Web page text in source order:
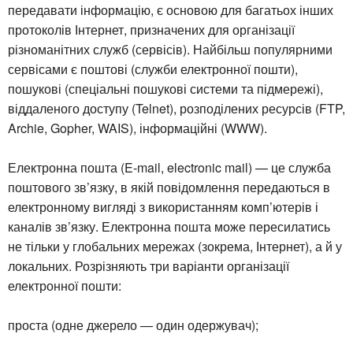
передавати інформацію, є основою для багатьох інших
протоколів Інтернет, призначених для організації
різноманітних служб (сервісів). Найбільш популярними
сервісами є поштові (служби електронної пошти),
пошукові (спеціальні пошукові системи та підмережі),
віддаленого доступу (Telnet), розподілених ресурсів (FTP,
Archie, Gopher, WAIS), інформаційні (WWW).
Електронна пошта (E-mail, electronic mail) — це служба
поштового зв’язку, в якій повідомлення передаються в
електронному вигляді з використанням комп’ютерів і
каналів зв’язку. Електронна пошта може пересилатись
не тільки у глобальних мережах (зокрема, Інтернет), а й у
локальних. Розрізняють три варіанти організації
електронної пошти:
проста (одне джерело — один одержувач);